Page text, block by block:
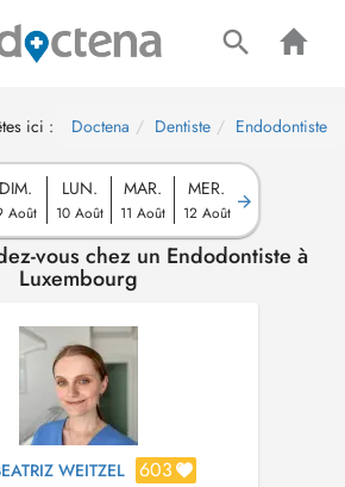
ici : Doctena Dentiste Endodontiste
DIM.
Août
LUN.
10 Août
MAR.
11 Août
MER.
12 Août
vous chez un Endodontiste à
Luxembourg
WEITZEL 603